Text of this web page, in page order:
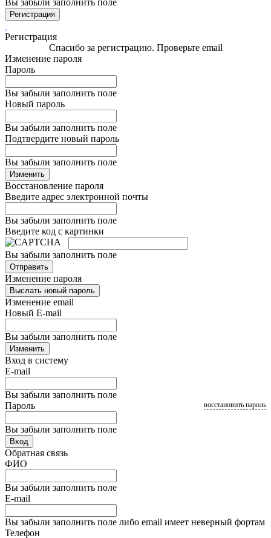
Вы забыли заполнить поле
Регистрация
Регистрация
Спасибо за регистрацию. Проверьте email
Изменение пароля
Пароль
Вы забыли заполнить поле
Новый пароль
Вы забыли заполнить поле
Подтвердите новый пароль
Вы забыли заполнить поле
Изменить
Восстановление пароля
Введите адрес электронной почты
Вы забыли заполнить поле
Введите код с картинки
Вы забыли заполнить поле
Отправить
Изменение пароля
Выслать новый пароль
Изменение email
Новый E-mail
Вы забыли заполнить поле
Изменить
Вход в систему
E-mail
Вы забыли заполнить поле
Пароль
Вы забыли заполнить поле
восстановить пароль
Вход
Обратная связь
ФИО
Вы забыли заполнить поле
E-mail
Вы забыли заполнить поле либо email имеет неверный фортам
Телефон